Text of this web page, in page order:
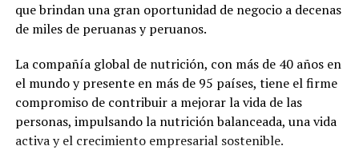
que brindan una gran oportunidad de negocio a decenas
de miles de peruanas y peruanos.
La compañía global de nutrición, con más de 40 años en
el mundo y presente en más de 95 países, tiene el firme
compromiso de contribuir a mejorar la vida de las
personas, impulsando la nutrición balanceada, una vida
activa y el crecimiento empresarial sostenible.